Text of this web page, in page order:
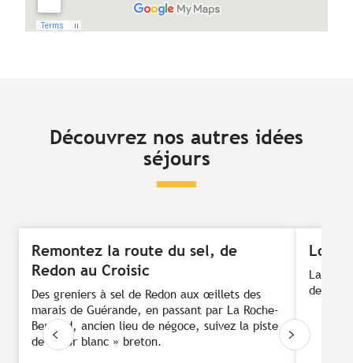
Découvrez nos autres idées
séjours
Remontez la route du sel, de
Redon au Croisic
Des greniers à sel de Redon aux œillets des
marais de Guérande, en passant par La Roche-
Bernard, ancien lieu de négoce, suivez la piste
de l’« or blanc » breton.
de la